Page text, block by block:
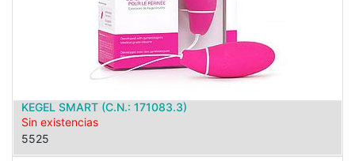
KEGEL SMART (C.N.: 171083.3)
Sin existencias
5525